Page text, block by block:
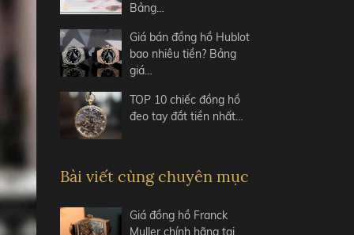
Bảng…
Giá bán đồng hồ Hublot
bao nhiêu tiền? Bảng
giá…
TOP 10 chiếc đồng hồ
đeo tay đắt tiền nhất…
Bài viết cùng chuyên mục
Giá đồng hồ Franck
Muller chính hãng tại